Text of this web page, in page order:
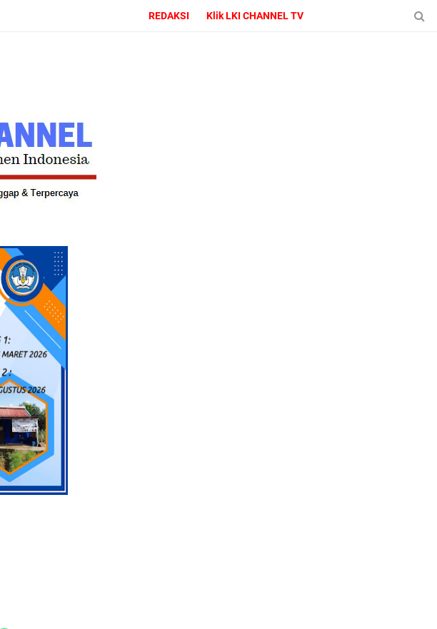
REDAKSI Klik LKI CHANNEL TV